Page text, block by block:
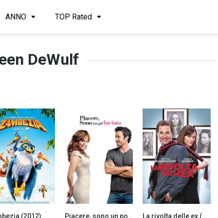
ANNO TOP Rated
DeWulf
(2012) Piacere, sono un po’ incinta (2010) La rivolta delle ex (2009)